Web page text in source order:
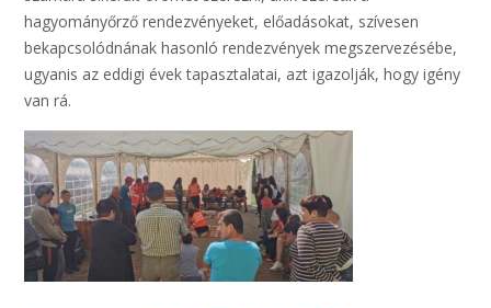
hagyományőrző rendezvényeket, előadásokat, szívesen
bekapcsolódnának hasonló rendezvények megszervezésébe,
ugyanis az eddigi évek tapasztalatai, azt igazolják, hogy igény
van rá.